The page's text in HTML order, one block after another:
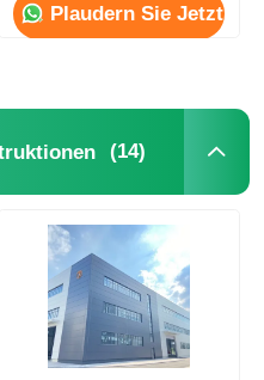
Plaudern Sie Jetzt
(14)